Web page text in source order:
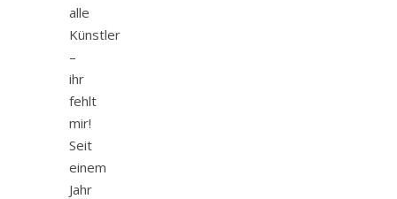
alle
Künstler
–
ihr
fehlt
mir!
Seit
einem
Jahr